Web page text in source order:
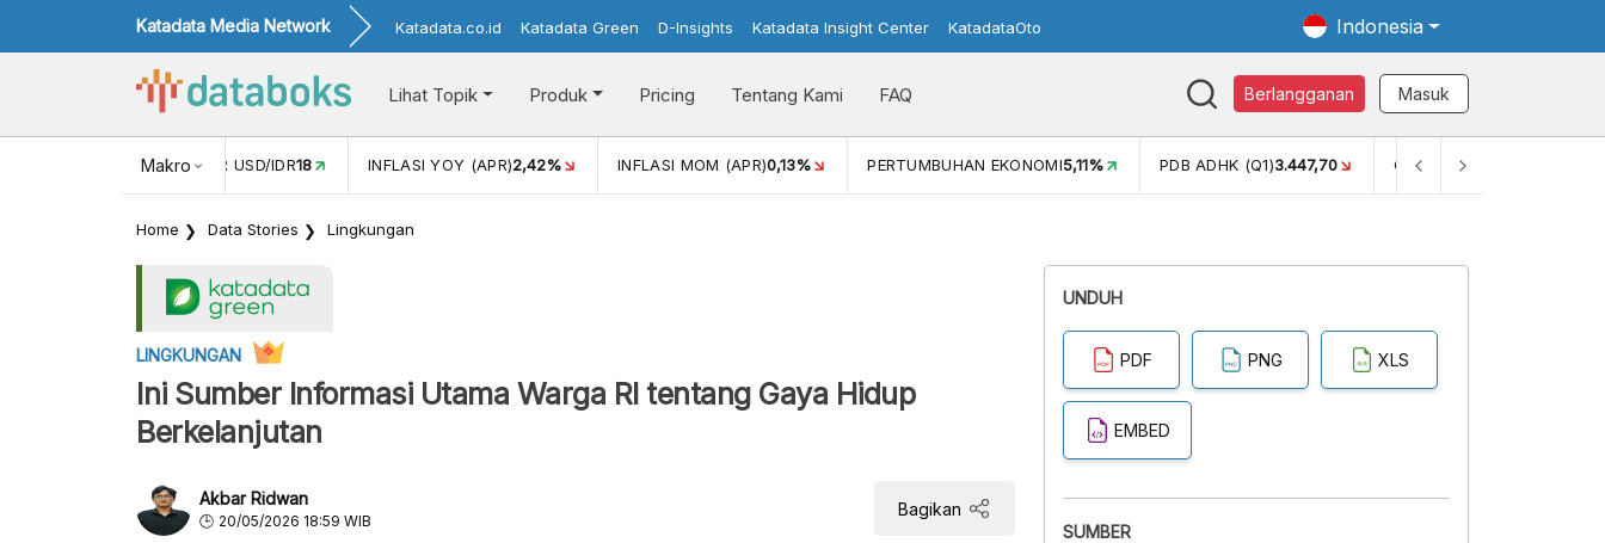
Katadata Media Network Katadata.co.id Katadata Green D-Insights Katadata Insight Center KatadataOto Indonesia
Lihat Topik Produk Pricing Tentang Kami FAQ Berlangganan Masuk
Makro
NILAI TUKAR USD/IDR18 INFLASI YOY (APR)2,42% INFLASI MOM (APR)0,13% PERTUMBUHAN EKONOMI5,11% PDB ADHK (Q1)3.447,70 GINI RASIO (SEM2)
Home Data Stories Lingkungan
LINGKUNGAN
Ini Sumber Informasi Utama Warga RI tentang Gaya Hidup
Berkelanjutan
Akbar Ridwan
20/05/2026 18:59 WIB
Bagikan
UNDUH
PDF PNG XLS
EMBED
SUMBER